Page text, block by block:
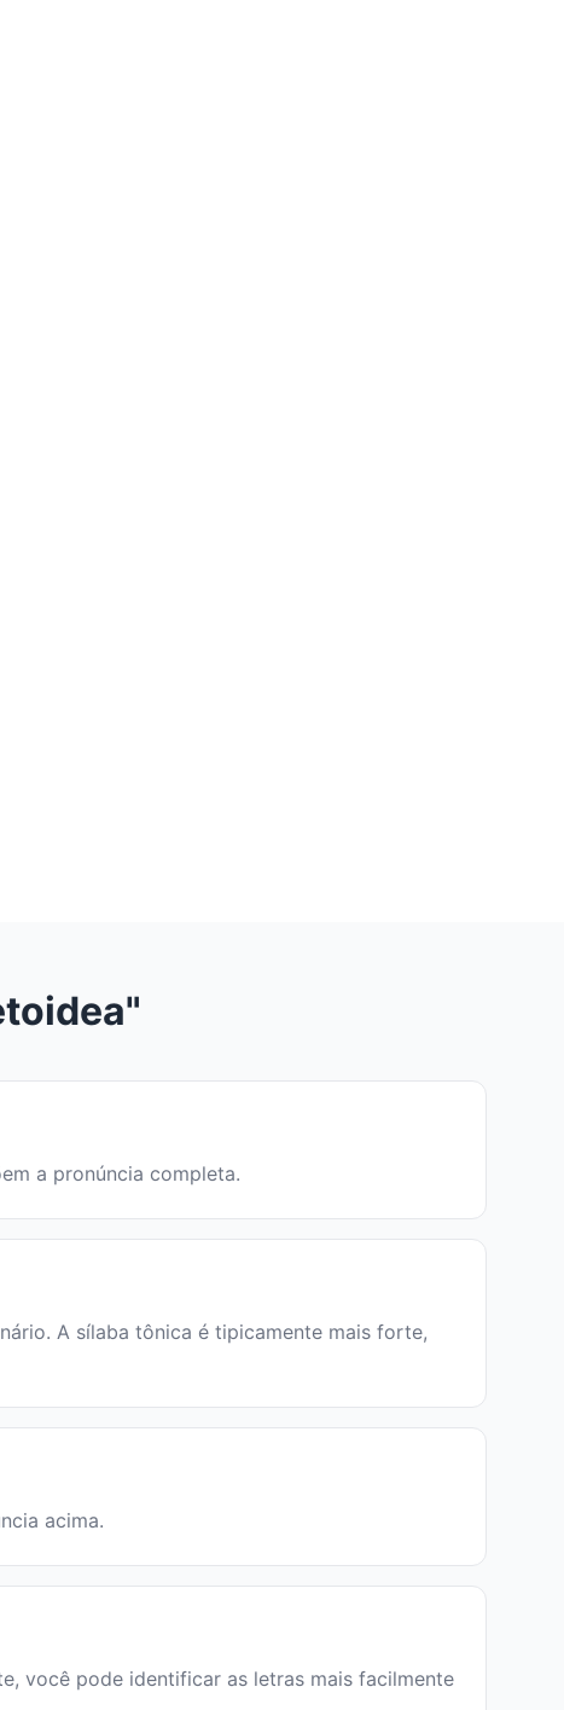
a pronúncia completa.
A sílaba tônica é tipicamente mais forte,
acima.
você pode identificar as letras mais facilmente